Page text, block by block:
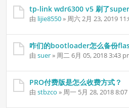
tp-link wdr6300 v5 刷了
由 lijie8550» 周六 2月 23, 2019
咋们的bootloader怎么备份
由 suer» 周二 6月 05, 2018 3:43
PRO付费版是怎么收费方式？
由 stbzco » 周一 5月 28, 2018